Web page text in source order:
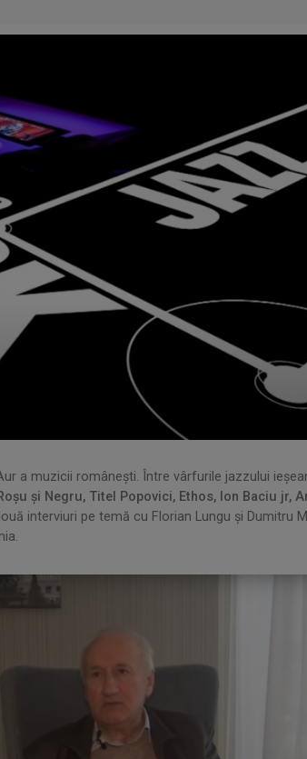
a muzicii românești. Între vârfurile jazzului
Roșu și Negru, Titel Popovici, Ethos, Ion Baciu jr,
interviuri pe temă cu Florian Lungu și Dumitru